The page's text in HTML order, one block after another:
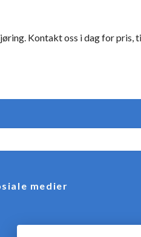
Kontakt oss i dag for pris,
medier